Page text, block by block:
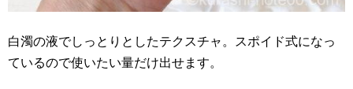
白濁の液でしっとりとしたテクスチャ。スポイド式になっ
ているので使いたい量だけ出せます。